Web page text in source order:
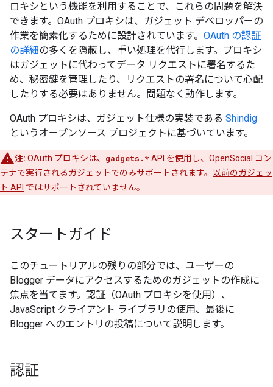
ロキシという機能を利用することで、これらの問題を解決
できます。OAuth プロキシは、ガジェット デベロッパーの
作業を簡素化するために設計されています。 OAuth の認証
の詳細の多くを隠蔽し、重い処理を代行します。プロキシ
はガジェットに代わってデータ リクエストに署名するた
め、秘密鍵を管理したり、リクエストの署名について心配
したりする必要はありません。問題なく動作します。
OAuth プロキシは、ガジェット仕様の実装である Shindig
というオープンソース プロジェクトに基づいています。
注: OAuth プロキシは、 gadgets.* API を使用し、OpenSocial コン
テナで実行されるガジェットでのみサポートされます。 以前のガジェッ
ト API ではサポートされていません。
スタートガイド
このチュートリアルの残りの部分では、ユーザーの
Blogger データにアクセスするためのガジェットの作成に
焦点を当てます。認証（OAuth プロキシを使用）、
JavaScript クライアント ライブラリの使用、最後に
Blogger へのエントリの投稿について説明します。
認証